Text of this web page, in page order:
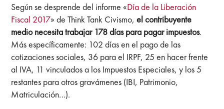
Según se desprende del informe «Día de la Liberación
Fiscal 2017» de Think Tank Civismo,el contribuyente
medio necesita trabajar 178 días para pagar impuestos.
Más específicamente: 102 días en el pago de las
cotizaciones sociales, 36 para el IRPF, 25 en hacer frente
al IVA, 11 vinculados a los Impuestos Especiales, y los 5
restantes para otros gravámenes (IBI, Patrimonio,
Matriculación…).